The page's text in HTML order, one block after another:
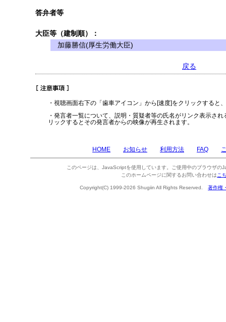
答弁者等
大臣等（建制順）：
加藤勝信(厚生労働大臣)
戻る
・視聴画面右下の「歯車アイコン」から[速度]をクリックすると
・発言者一覧について、説明・質疑者等の氏名がリンク表示さ
リックするとその発言者からの映像が再生されます。
HOME お知らせ 利用方法 FAQ
このページは、JavaScriptを使用しています。ご使用中のブラウザの
このホームページに関するお問い合わせは こ
Copyright(C) 1999-2026 Shugiin All Rights Reserved. 著作権